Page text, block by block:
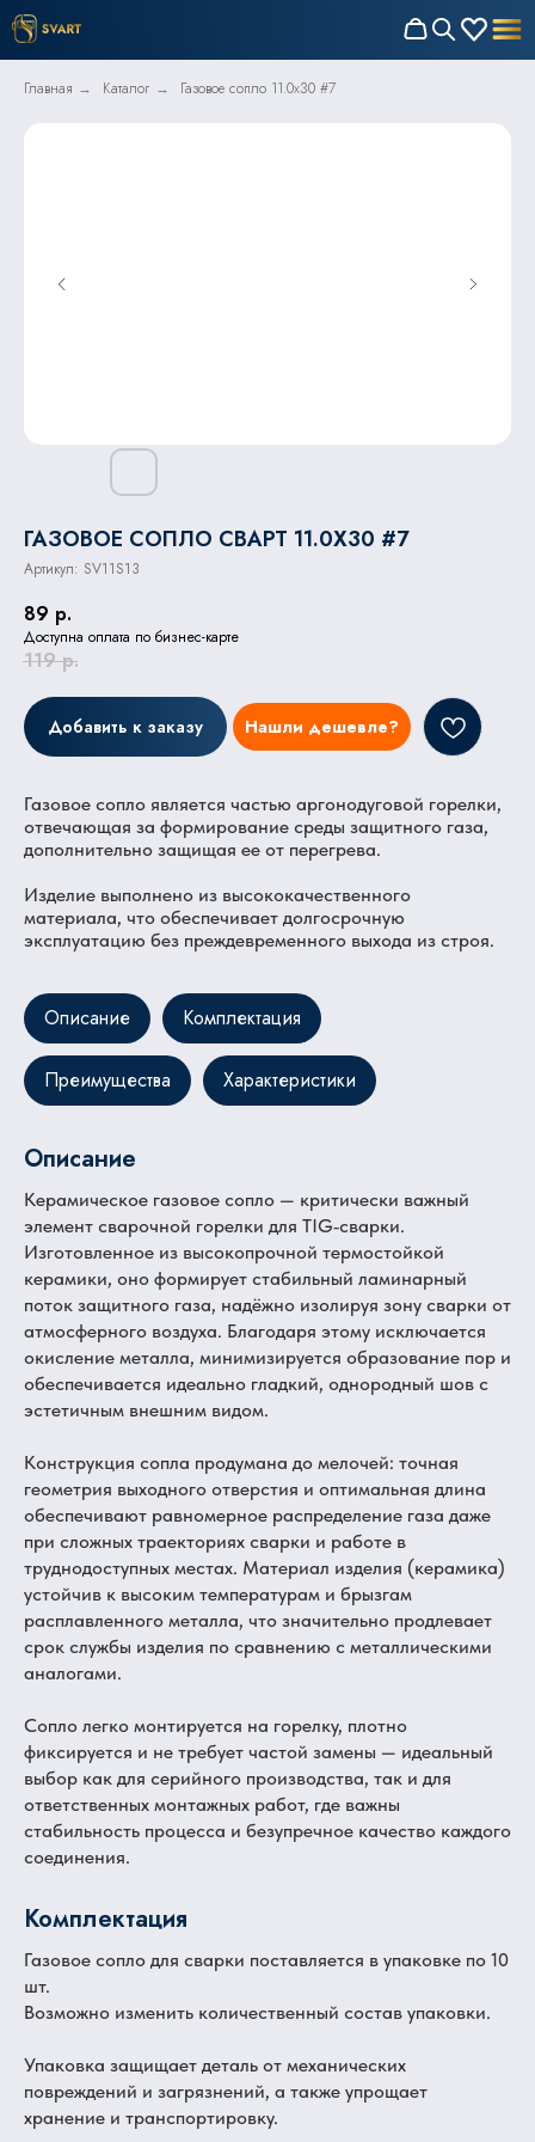
Главная → Каталог → Газовое сопло 11.0x30 #7
ГАЗОВОЕ СОПЛО СВАРТ 11.0X30 #7
Артикул: SV11S13
89 р.
Доступна оплата по бизнес-карте
119 р.
Добавить к заказу Нашли дешевле?
Газовое сопло является частью аргонодуговой горелки,
отвечающая за формирование среды защитного газа,
дополнительно защищая ее от перегрева.
Изделие выполнено из высококачественного
материала, что обеспечивает долгосрочную
эксплуатацию без преждевременного выхода из строя.
Описание Комплектация
Преимущества Характеристики
Описание
Керамическое газовое сопло — критически важный
элемент сварочной горелки для TIG‑сварки.
Изготовленное из высокопрочной термостойкой
керамики, оно формирует стабильный ламинарный
поток защитного газа, надёжно изолируя зону сварки от
атмосферного воздуха. Благодаря этому исключается
окисление металла, минимизируется образование пор и
обеспечивается идеально гладкий, однородный шов с
эстетичным внешним видом.
Конструкция сопла продумана до мелочей: точная
геометрия выходного отверстия и оптимальная длина
обеспечивают равномерное распределение газа даже
при сложных траекториях сварки и работе в
труднодоступных местах. Материал изделия (керамика)
устойчив к высоким температурам и брызгам
расплавленного металла, что значительно продлевает
срок службы изделия по сравнению с металлическими
аналогами.
Сопло легко монтируется на горелку, плотно
фиксируется и не требует частой замены — идеальный
выбор как для серийного производства, так и для
ответственных монтажных работ, где важны
стабильность процесса и безупречное качество каждого
соединения.
Комплектация
Газовое сопло для сварки поставляется в упаковке по 10
шт.
Возможно изменить количественный состав упаковки.
Упаковка защищает деталь от механических
повреждений и загрязнений, а также упрощает
хранение и транспортировку.